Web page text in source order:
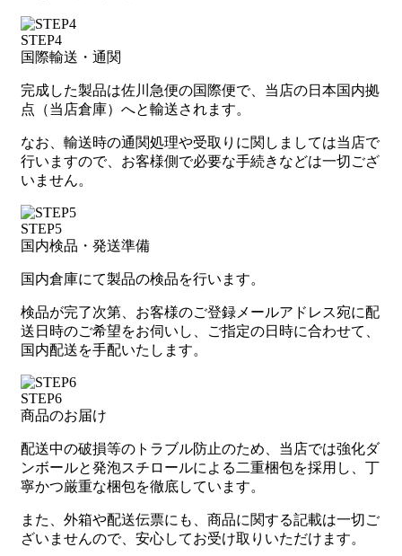
STEP4
国際輸送・通関
完成した製品は佐川急便の国際便で、当店の日本国内拠
点（当店倉庫）へと輸送されます。
なお、輸送時の通関処理や受取りに関しましては当店で
行いますので、お客様側で必要な手続きなどは一切ござ
いません。
STEP5
国内検品・発送準備
国内倉庫にて製品の検品を行います。
検品が完了次第、お客様のご登録メールアドレス宛に配
送日時のご希望をお伺いし、ご指定の日時に合わせて、
国内配送を手配いたします。
STEP6
商品のお届け
配送中の破損等のトラブル防止のため、当店では強化ダ
ンボールと発泡スチロールによる二重梱包を採用し、丁
寧かつ厳重な梱包を徹底しています。
また、外箱や配送伝票にも、商品に関する記載は一切ご
ざいませんので、安心してお受け取りいただけます。